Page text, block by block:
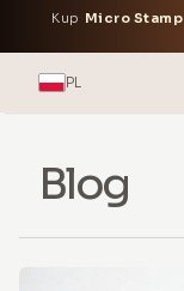
Kup Micro Stamp
PL
Blog